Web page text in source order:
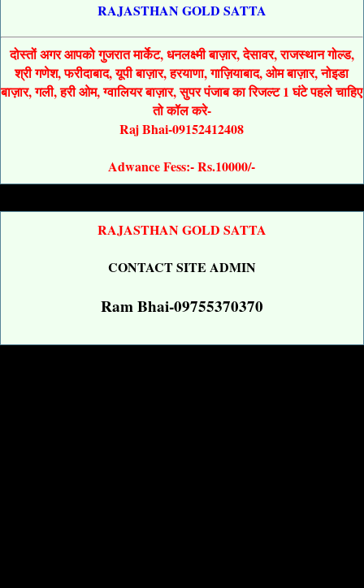
RAJASTHAN GOLD SATTA
दोस्तों अगर आपको गुजरात मार्केट, धनलक्ष्मी बाज़ार, देसावर, राजस्थान गोल्ड,
श्री गणेश, फरीदाबाद, यूपी बाज़ार, हरयाणा, गाज़ियाबाद, ओम बाज़ार, नोइडा
बाज़ार, गली, हरी ओम, ग्वालियर बाज़ार, सुपर पंजाब का रिजल्ट 1 घंटे पहले चाहिए
तो कॉल करे-
Raj Bhai-09152412408
Adwance Fess:- Rs.10000/-
RAJASTHAN GOLD SATTA
CONTACT SITE ADMIN
Ram Bhai-09755370370